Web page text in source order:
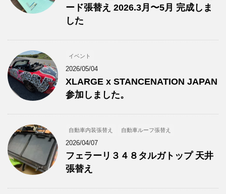
ード張替え 2026.3月〜5月 完成しま
した
イベント
2026/05/04
XLARGE x STANCENATION JAPAN
参加しました。
自動車内装張替え 自動車ルーフ張替え
2026/04/07
フェラーリ３４８タルガトップ 天井
張替え